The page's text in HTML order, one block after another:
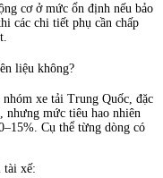
cơ ở mức ổn định nếu bảo
các chi tiết phụ cần chấp
liệu không?
nhóm xe tải Trung Quốc, đặc
nhưng mức tiêu hao nhiên
Cụ thể từng dòng có
tài xế: